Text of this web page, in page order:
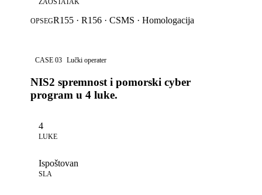
OPSEGR155 · R156 · CSMS · Homologacija
CASE 03 Lučki operater
NIS2 spremnost i pomorski cyber
program u 4 luke.
4
LUKE
Ispoštovan
SLA